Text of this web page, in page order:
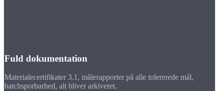
Fuld dokumentation
Materialecertifikater 3.1, målerapporter på alle tolererede mål,
batchsporbarhed, alt bliver arkiveret.